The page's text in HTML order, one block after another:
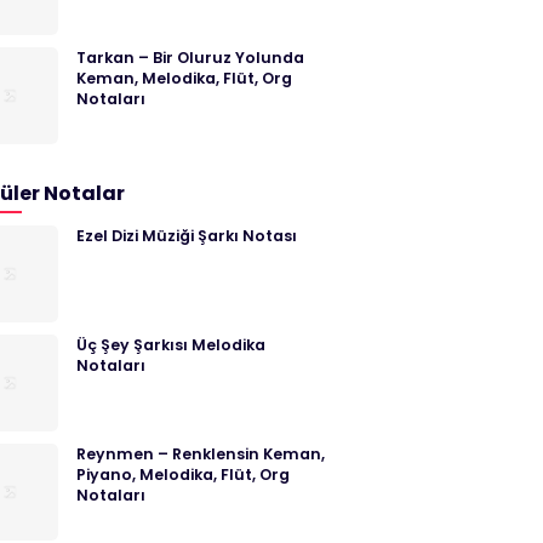
Tarkan – Bir Oluruz Yolunda
Keman, Melodika, Flüt, Org
Notaları
Notalar
Ezel Dizi Müziği Şarkı Notası
Üç Şey Şarkısı Melodika
Notaları
Reynmen – Renklensin Keman,
Piyano, Melodika, Flüt, Org
Notaları